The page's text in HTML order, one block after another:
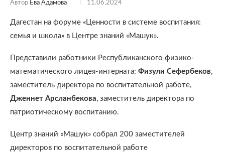
Автор Ева Адамова 11.06.2024
Дагестан на форуме «Ценности в системе воспитания:
семья и школа» в Центре знаний «Машук».
Представили работники Республиканского физико-
математического лицея-интерната: Физули Сефербеков,
заместитель директора по воспитательной работе,
Дженнет Арсланбекова, заместитель директора по
патриотическому воспитанию.
Центр знаний «Машук» собрал 200 заместителей
директоров по воспитательной работе